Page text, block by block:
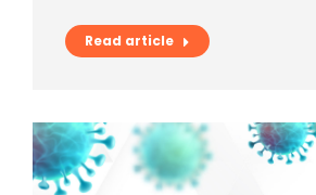
Read article